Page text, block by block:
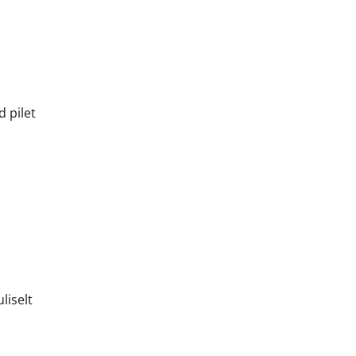
pilet